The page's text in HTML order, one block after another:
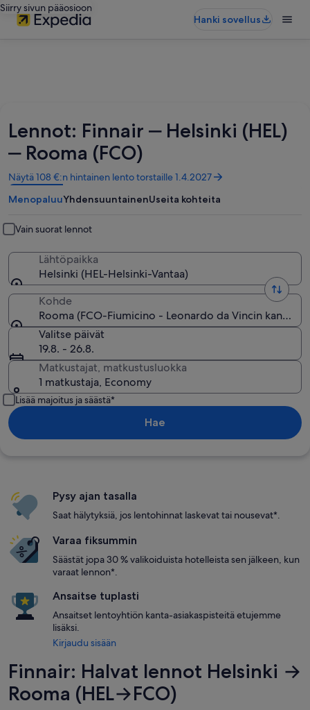
Siirry sivun pääosioon
Hanki sovellus
Lennot: Finnair ‒ Helsinki (HEL)
‒ Rooma (FCO)
Näytä 108 €:n hintainen lento torstaille 1.4.2027
Avautuu
uuteen
ikkunaan
MenopaluuYhdensuuntainenUseita kohteita
Vain suorat lennot
Lähtöpaikka
Helsinki (HEL-Helsinki-Vantaa)
Kohde
Rooma (FCO-Fiumicino - Leonardo da Vincin
Valitse päivät
19.8. - 26.8.
Matkustajat, matkustusluokka
1 matkustaja, Economy
Lisää majoitus ja säästä*
Hae
Pysy ajan tasalla
Saat hälytyksiä, jos lentohinnat laskevat tai nousevat*.
Varaa fiksummin
Säästät jopa 30 % valikoiduista hotelleista sen jälkeen, kun
varaat lennon*.
Ansaitse tuplasti
Ansaitset lentoyhtiön kanta-asiakaspisteitä etujemme
lisäksi.
Kirjaudu sisään
Finnair: Halvat lennot Helsinki →
Rooma (HEL→FCO)